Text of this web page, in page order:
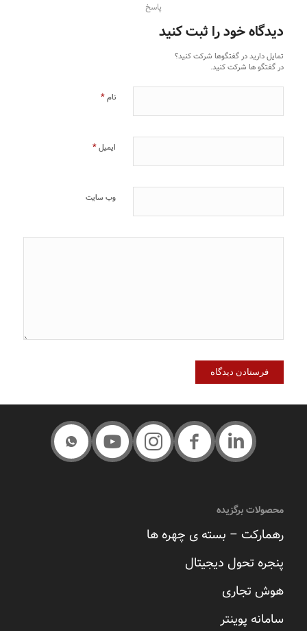
پاسخ
دیدگاه خود را ثبت کنید
تمایل دارید در گفتگوها شرکت کنید؟
در گفتگو ها شرکت کنید.
نام*
ایمیل*
وب‌ سایت
محصولات برگزیده
رهمارکت – بسته ی چهره ها
پنجره تحول دیجیتال
هوش تجاری
سامانه پوینتر